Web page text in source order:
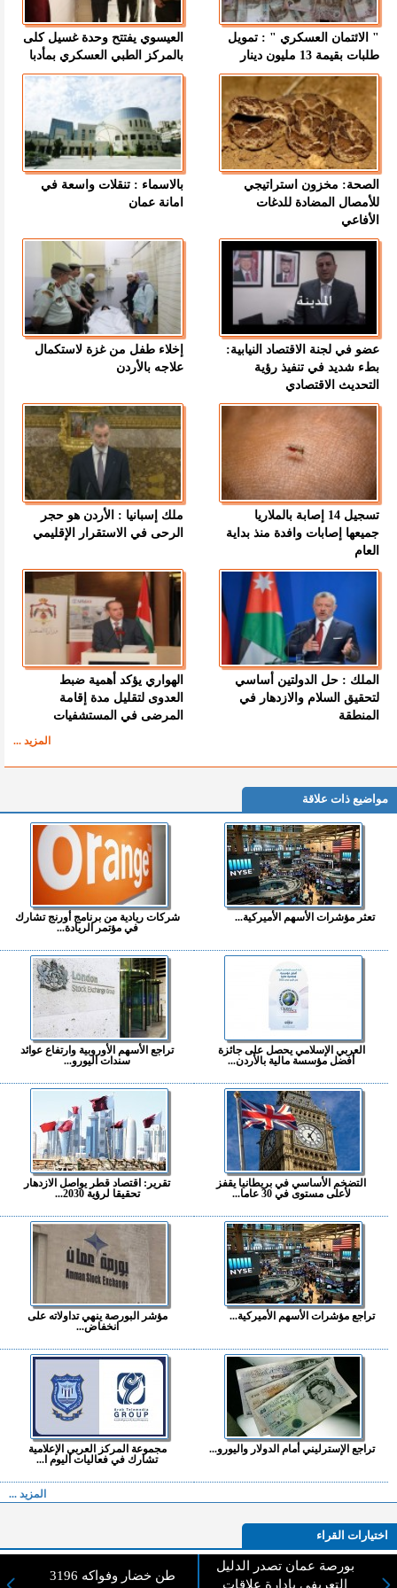
" الائتمان العسكري " : تمويل
طلبات بقيمة 13 مليون دينار
العيسوي يفتتح وحدة غسيل كلى
بالمركز الطبي العسكري بمأدبا
الصحة: مخزون استراتيجي
للأمصال المضادة للدغات
الأفاعي
بالاسماء : تنقلات واسعة في
امانة عمان
عضو في لجنة الاقتصاد النيابية:
بطء شديد في تنفيذ رؤية
التحديث الاقتصادي
إخلاء طفل من غزة لاستكمال
علاجه بالأردن
تسجيل 14 إصابة بالملاريا
جميعها إصابات وافدة منذ بداية
العام
ملك إسبانيا : الأردن هو حجر
الرحى في الاستقرار الإقليمي
الملك : حل الدولتين أساسي
لتحقيق السلام والازدهار في
المنطقة
الهواري يؤكد أهمية ضبط
العدوى لتقليل مدة إقامة
المرضى في المستشفيات
المزيد ...
مواضيع ذات علاقة
تعثر مؤشرات الأسهم الأميركية...
شركات ريادية من برنامج أورنج تشارك
في مؤتمر الريادة...
العربي الإسلامي يحصل على جائزة
أفضل مؤسسة مالية بالأردن...
تراجع الأسهم الأوروبية وارتفاع عوائد
سندات اليورو...
التضخم الأساسي في بريطانيا يقفز
لأعلى مستوى في 30 عاما...
تقرير: اقتصاد قطر يواصل الازدهار
تحقيقا لرؤية 2030...
تراجع مؤشرات الأسهم الأميركية...
مؤشر البورصة ينهي تداولاته على
انخفاض...
تراجع الإسترليني أمام الدولار واليورو...
مجموعة المركز العربي الإعلامية
تشارك في فعاليات اليوم ا...
المزيد ...
اختيارات القراء
بورصة عمان تصدر الدليل
التعريفي بإدارة علاقات
3196 طن خضار وفواكه